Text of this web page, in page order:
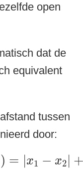
open
dat de
equivalent
tussen
door:
) = x1 − x2 +
2 =|x x2 + |